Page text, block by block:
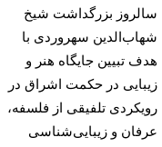
بزرگداشت شیخ
سهروردی با
تبیین جایگاه هنر و
در حکمت اشراق در
تلفیقی از فلسفه،
و زیبایی‌شناسی